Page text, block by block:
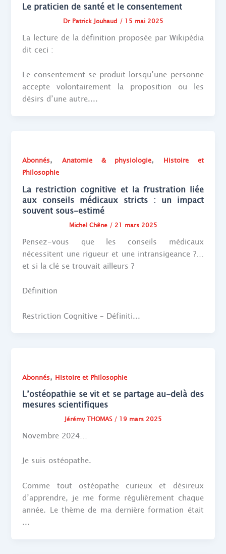
Le praticien de santé et le consentement
Dr Patrick Jouhaud / 15 mai 2025
La lecture de la définition proposée par Wikipédia
dit ceci :
Le consentement se produit lorsqu’une personne
accepte volontairement la proposition ou les
désirs d’une autre....
Abonnés, Anatomie & physiologie, Histoire et
Philosophie
La restriction cognitive et la frustration liée
aux conseils médicaux stricts : un impact
souvent sous-estimé
Michel Chêne/ 21 mars 2025
Pensez-vous que les conseils médicaux
nécessitent une rigueur et une intransigeance ?…
et si la clé se trouvait ailleurs ?
Définition
Restriction Cognitive – Définiti...
Abonnés, Histoire et Philosophie
L’ostéopathie se vit et se partage au-delà des
mesures scientifiques
Jérémy THOMAS/ 19 mars 2025
Novembre 2024…
Je suis ostéopathe.
Comme tout ostéopathe curieux et désireux
d’apprendre, je me forme régulièrement chaque
année. Le thème de ma dernière formation était
...